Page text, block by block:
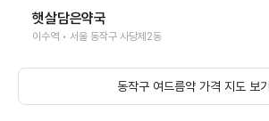
햇살담은약국
이수역 • 서울 동작구 사당제2동
동작구 여드름약 가격 지도 보기